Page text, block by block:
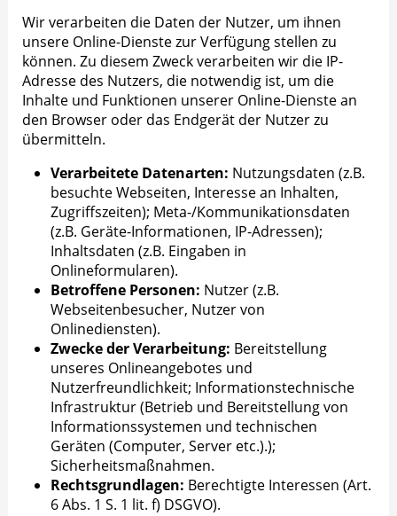
Wir verarbeiten die Daten der Nutzer, um ihnen
unsere Online-Dienste zur Verfügung stellen zu
können. Zu diesem Zweck verarbeiten wir die IP-
Adresse des Nutzers, die notwendig ist, um die
Inhalte und Funktionen unserer Online-Dienste an
den Browser oder das Endgerät der Nutzer zu
übermitteln.
Verarbeitete Datenarten: Nutzungsdaten (z.B.
besuchte Webseiten, Interesse an Inhalten,
Zugriffszeiten); Meta-/Kommunikationsdaten
(z.B. Geräte-Informationen, IP-Adressen);
Inhaltsdaten (z.B. Eingaben in
Onlineformularen).
Betroffene Personen: Nutzer (z.B.
Webseitenbesucher, Nutzer von
Onlinediensten).
Zwecke der Verarbeitung: Bereitstellung
unseres Onlineangebotes und
Nutzerfreundlichkeit; Informationstechnische
Infrastruktur (Betrieb und Bereitstellung von
Informationssystemen und technischen
Geräten (Computer, Server etc.).);
Sicherheitsmaßnahmen.
Rechtsgrundlagen: Berechtigte Interessen (Art.
6 Abs. 1 S. 1 lit. f) DSGVO).